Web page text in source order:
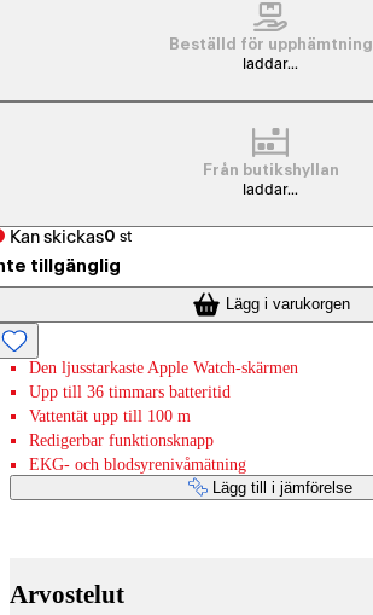
Beställd för upphämtning
laddar...
Från butikshyllan
laddar...
Kan skickas0 st
tillgänglig
Lägg i varukorgen
Den ljusstarkaste Apple Watch-skärmen
Upp till 36 timmars batteritid
Vattentät upp till 100 m
Redigerbar funktionsknapp
EKG- och blodsyrenivåmätning
Lägg till i jämförelse
Arvostelut